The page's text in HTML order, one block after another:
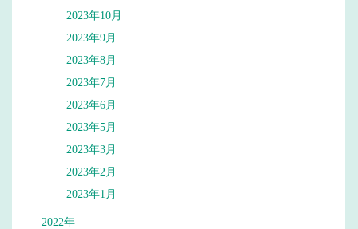
2023年10月
2023年9月
2023年8月
2023年7月
2023年6月
2023年5月
2023年3月
2023年2月
2023年1月
2022年